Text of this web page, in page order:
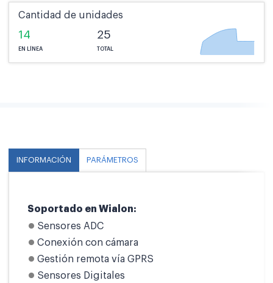
Cantidad de unidades
14
EN LÍNEA
25
TOTAL
INFORMACIÓN PARÁMETROS
Soportado en Wialon:
Sensores ADC
Conexión con cámara
Gestión remota vía GPRS
Sensores Digitales